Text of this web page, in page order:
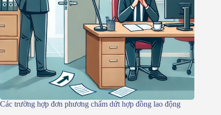
Các trường hợp đơn phương chấm dứt hợp đồng lao động